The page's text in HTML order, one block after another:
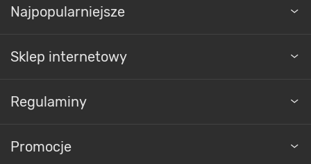
Najpopularniejsze
Sklep internetowy
Regulaminy
Promocje